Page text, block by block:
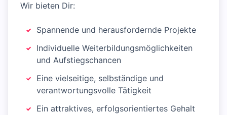
Wir bieten Dir:
Spannende und herausfordernde Projekte
Individuelle Weiterbildungsmöglichkeiten
und Aufstiegschancen
Eine vielseitige, selbständige und
verantwortungsvolle Tätigkeit
Ein attraktives, erfolgsorientiertes Gehalt